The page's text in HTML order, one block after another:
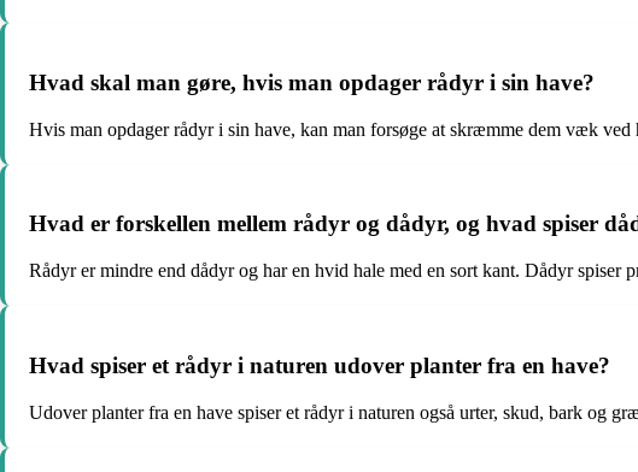
Hvad skal man gøre, hvis man opdager rådyr i sin have?
Hvis man opdager rådyr i sin have, kan man forsøge at skræmme dem væk
Hvad er forskellen mellem rådyr og dådyr, og hvad spiser
Rådyr er mindre end dådyr og har en hvid hale med en sort kant. Dådyr spiser
Hvad spiser et rådyr i naturen udover planter fra en have?
Udover planter fra en have spiser et rådyr i naturen også urter, skud, bark og